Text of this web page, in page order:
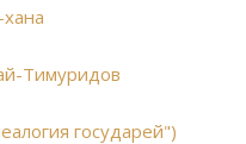
Тимуридов
государей")